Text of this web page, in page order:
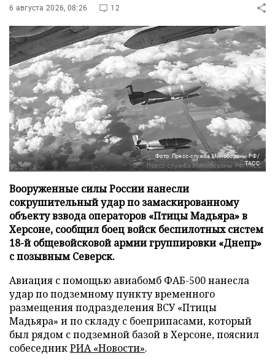
6 августа 2026, 08:26 12
Фото: Пресс-служба Минобороны РФ/
ТАСС
Вооруженные силы России нанесли
сокрушительный удар по замаскированному
объекту взвода операторов «Птицы Мадьяра» в
Херсоне, сообщил боец войск беспилотных систем
18-й общевойсковой армии группировки «Днепр»
с позывным Северск.
Авиация с помощью авиабомб ФАБ-500 нанесла
удар по подземному пункту временного
размещения подразделения ВСУ «Птицы
Мадьяра» и по складу с боеприпасами, который
был рядом с подземной базой в Херсоне, пояснил
собеседникРИА «Новости».